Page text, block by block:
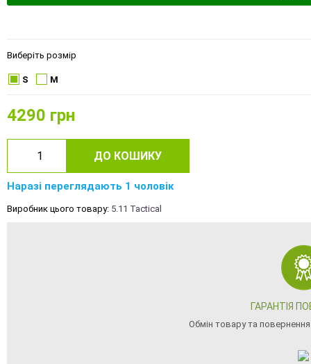
Виберіть розмір
S M
4290 грн
ДО КОШИКУ
Наразі переглядають 1 чоловік
Виробник цього товару: 5.11 Tactical
ГАРАНТІЯ
Обмін товару та